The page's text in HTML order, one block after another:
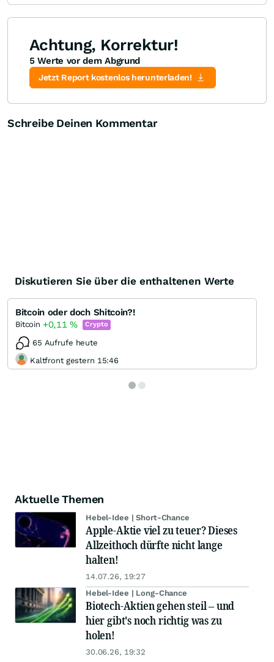
Achtung, Korrektur!
5 Werte vor dem Abgrund
Jetzt Report kostenlos herunterladen!
Schreibe Deinen Kommentar
Diskutieren Sie über die enthaltenen Werte
Bitcoin oder doch Shitcoin?!
Bitcoin +0,11% Crypto
65 Aufrufe heute
Kaltfront gestern 15:46
Aktuelle Themen
Hebel-Idee | Short-Chance
Apple-Aktie viel zu teuer? Dieses
Allzeithoch dürfte nicht lange
halten!
14.07.26, 19:27
Hebel-Idee | Long-Chance
Biotech-Aktien gehen steil – und
hier gibt's noch richtig was zu
holen!
30.06.26, 19:32